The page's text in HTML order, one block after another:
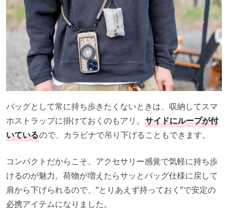
バッグとして常に持ち歩きたくないときは、収納してスマ
ホストラップに掛けておくのもアリ。 サイドにループが付
いているので、カラビナで吊り下げることもできます。
コンパクトだからこそ、アクセサリー感覚で気軽に持ち歩
けるのが魅力。荷物が増えたらサッとバッグ仕様に戻して
肩から下げられるので、“とりあえず持っておく”で安定の
必携アイテムになりました。